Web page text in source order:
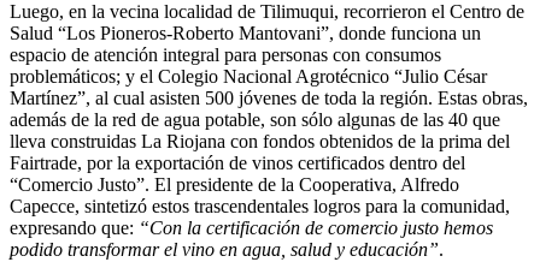
Luego, en la vecina localidad de Tilimuqui, recorrieron el Centro de
Salud “Los Pioneros-Roberto Mantovani”, donde funciona un
espacio de atención integral para personas con consumos
problemáticos; y el Colegio Nacional Agrotécnico “Julio César
Martínez”, al cual asisten 500 jóvenes de toda la región. Estas obras,
además de la red de agua potable, son sólo algunas de las 40 que
lleva construidas La Riojana con fondos obtenidos de la prima del
Fairtrade, por la exportación de vinos certificados dentro del
“Comercio Justo”. El presidente de la Cooperativa, Alfredo
Capecce, sintetizó estos trascendentales logros para la comunidad,
expresando que: “Con la certificación de comercio justo hemos
podido transformar el vino en agua, salud y educación”.